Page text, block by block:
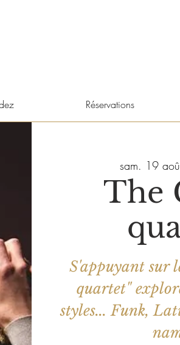
Réservations
sam. 19
The
S'appuyant sur
quartet"
styles... Funk,